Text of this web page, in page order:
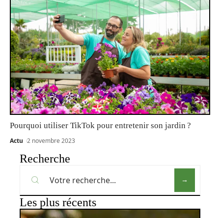
Pourquoi utiliser TikTok pour entretenir son jardin ?
Actu 2 novembre 2023
Recherche
Les plus récents